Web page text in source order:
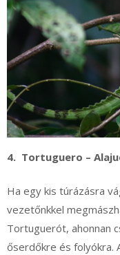
4. Tortuguero –
Ha egy kis túrázásra
vezetőnkkel
Tortuguerót, ahonnan
őserdőkre és folyókra.